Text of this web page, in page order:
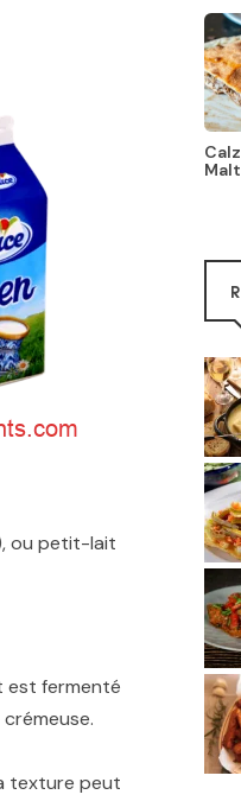
ou petit-lait
est fermenté
texture peut